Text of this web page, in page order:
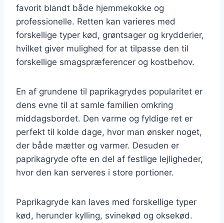
favorit blandt både hjemmekokke og
professionelle. Retten kan varieres med
forskellige typer kød, grøntsager og krydderier,
hvilket giver mulighed for at tilpasse den til
forskellige smagspræferencer og kostbehov.
En af grundene til paprikagrydes popularitet er
dens evne til at samle familien omkring
middagsbordet. Den varme og fyldige ret er
perfekt til kolde dage, hvor man ønsker noget,
der både mætter og varmer. Desuden er
paprikagryde ofte en del af festlige lejligheder,
hvor den kan serveres i store portioner.
Paprikagryde kan laves med forskellige typer
kød, herunder kylling, svinekød og oksekød.